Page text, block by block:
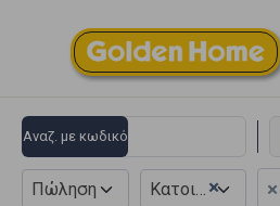
Αναζ. με κωδικό
Πώληση ×
Κατοικία ×